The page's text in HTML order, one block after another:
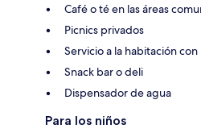
Café o té en las áreas
Picnics privados
Servicio a la habitación
Snack bar o deli
Dispensador de agua
Para los niños